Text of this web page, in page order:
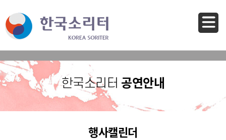
한국소리터 공연안내
행사캘린더